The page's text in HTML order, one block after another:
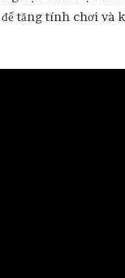
tăng tính chơi và